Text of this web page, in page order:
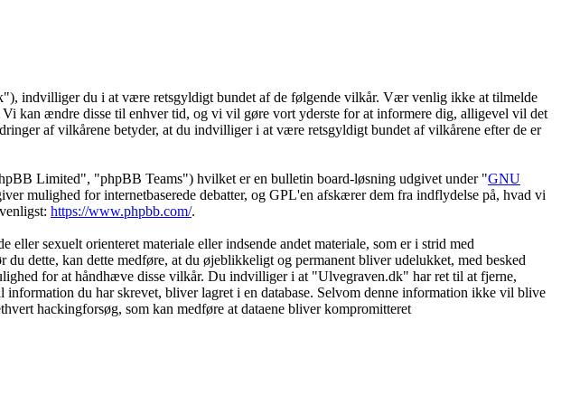
indvilliger du i at være retsgyldigt bundet af de følgende vilkår. Vær venlig ikke at tilmelde
kan ændre disse til enhver tid, og vi vil gøre vort yderste for at informere dig, alligevel vil det
af vilkårene betyder, at du indvilliger i at være retsgyldigt bundet af vilkårene efter de er
Limited", "phpBB Teams") hvilket er en bulletin board-løsning udgivet under "GNU
mulighed for internetbaserede debatter, og GPL'en afskærer dem fra indflydelse på, hvad vi
https://www.phpbb.com/.
sexuelt orienteret materiale eller indsende andet materiale, som er i strid med
dette, kan dette medføre, at du øjeblikkeligt og permanent bliver udelukket, med besked
for at håndhæve disse vilkår. Du indvilliger i at "Ulvegraven.dk" har ret til at fjerne,
du har skrevet, bliver lagret i en database. Selvom denne information ikke vil blive
hackingforsøg, som kan medføre at dataene bliver kompromitteret